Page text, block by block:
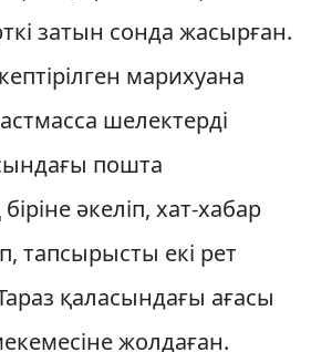
затын сонда жасырған.
марихуана
шелектерді
пошта
әкеліп, хат-хабар
тапсырысты екі рет
қаласындағы ағасы
жолдаған.